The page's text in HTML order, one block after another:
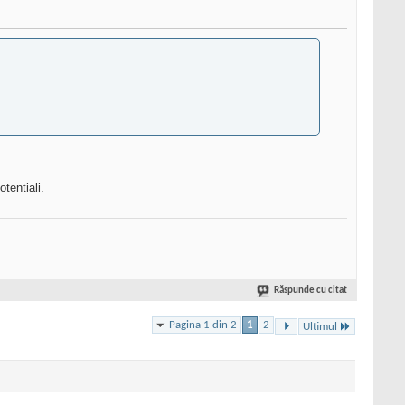
Răspunde cu citat
Pagina 1 din 2 1 2 Ultimul